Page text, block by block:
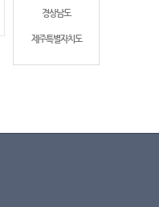
경상남도
제주특별자치도